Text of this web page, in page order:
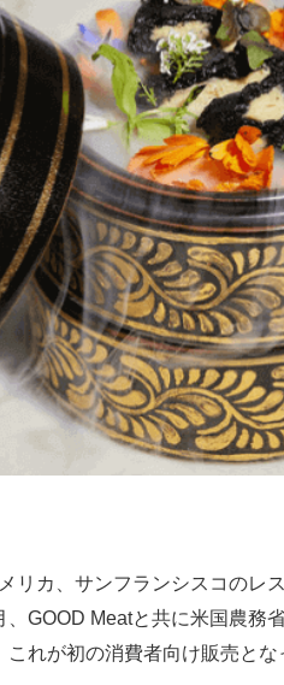
リカ、サンフランシスコのレ
、GOOD Meatと共に米国農務
、これが初の消費者向け販売とな